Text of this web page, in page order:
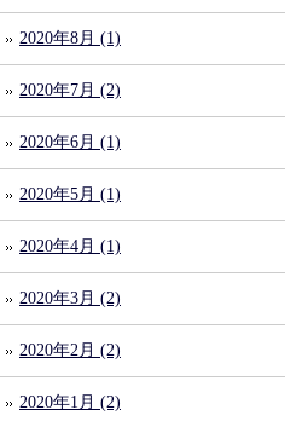
2020年8月 (1)
2020年7月 (2)
2020年6月 (1)
2020年5月 (1)
2020年4月 (1)
2020年3月 (2)
2020年2月 (2)
2020年1月 (2)